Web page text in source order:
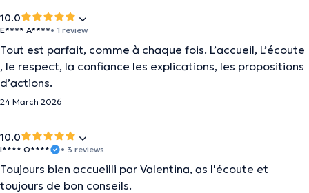
10.0
E**** A****• 1 review
Tout est parfait, comme à chaque fois. L’accueil, L’écoute
, le respect, la confiance les explications, les propositions
d’actions.
24 March 2026
10.0
I**** O**** • 3 reviews
Toujours bien accueilli par Valentina, as l'écoute et
toujours de bon conseils.